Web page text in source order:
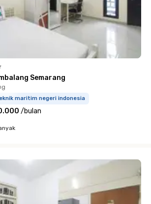
Semarang
maritim negeri indonesia
/bulan